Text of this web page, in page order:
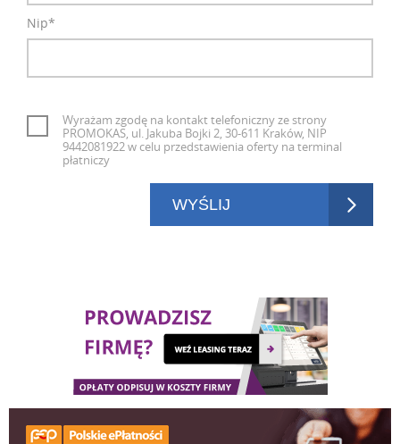
Nip*
Wyrażam zgodę na kontakt telefoniczny ze strony
PROMOKAS, ul. Jakuba Bojki 2, 30-611 Kraków, NIP
9442081922 w celu przedstawienia oferty na terminal
płatniczy
WYŚLIJ